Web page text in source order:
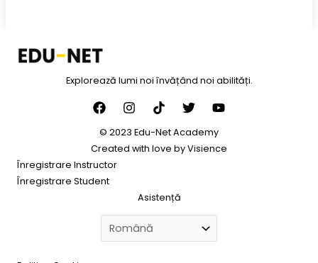
Explorează lumi noi învățând noi abilități.
© 2023 Edu-Net Academy
Created with love byVisience
Înregistrare Instructor
Înregistrare Student
Asistență